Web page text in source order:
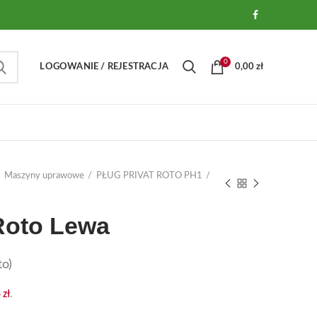
LOGOWANIE / REJESTRACJA
0
0,00 zł
Maszyny uprawowe
PŁUG PRIVAT ROTO PH1
Lewa
zł.